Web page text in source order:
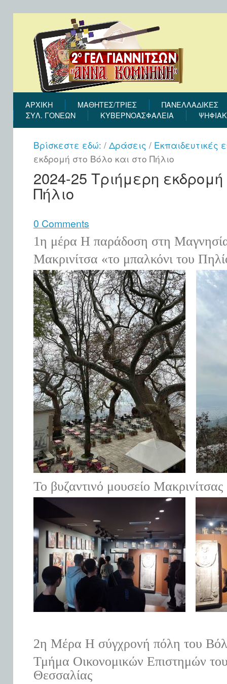
ΑΡΧΙΚΉ ΜΑΘΗΤΕΣ/ΤΡΙΕΣ
ΠΑΝΕΛΛΑΔΙΚΕΣ
ΣΎΛ. ΓΟΝΈΩΝ
ΚΥΒΕΡΝΟΑΣΦΑΛΕΙΑ
Βρίσκεστε εδώ: / Δράσεις / Εκπαιδευτικές
εκδρομή στο Βόλο και στο Πήλιο
2024-25 Τριήμερη
Πήλιο
0 Comments
1η μέρα Η παράδοση στη
Μακρινίτσα «το μπαλκόνι του
Το βυζαντινό μουσείο Μακρινίτσας
2η Μέρα Η σύγχρονή πόλη του
Τμήμα Οικονομικών Επιστημών
Θεσσαλίας